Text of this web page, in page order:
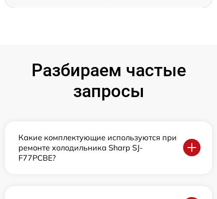
Разбираем частые
запросы
Какие комплектующие используются при
ремонте холодильника Sharp SJ-
F77PCBE?